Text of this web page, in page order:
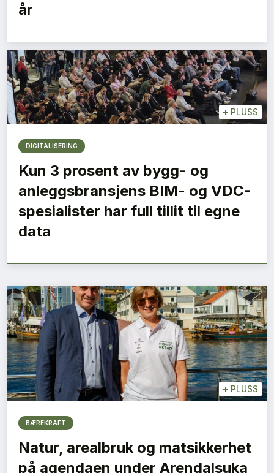
år
+ PLUSS
DIGITALISERING
Kun 3 prosent av bygg- og
anleggsbransjens BIM- og VDC-
spesialister har full tillit til egne
data
+ PLUSS
BÆREKRAFT
Natur, arealbruk og matsikkerhet
på agendaen under Arendalsuka